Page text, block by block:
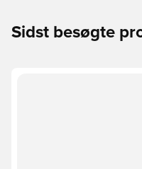
Sidst besøgte